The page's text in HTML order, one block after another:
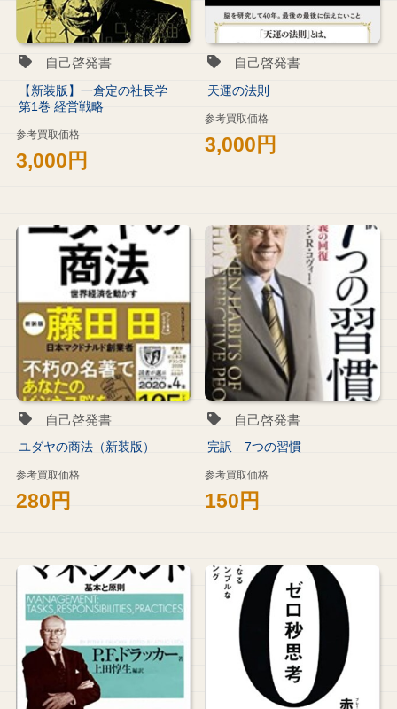
自己啓発書
【新装版】一倉定の社長学
第1巻 経営戦略
参考買取価格
3,000円
自己啓発書
天運の法則
参考買取価格
3,000円
自己啓発書
ユダヤの商法（新装版）
参考買取価格
280円
自己啓発書
完訳 7つの習慣
参考買取価格
150円